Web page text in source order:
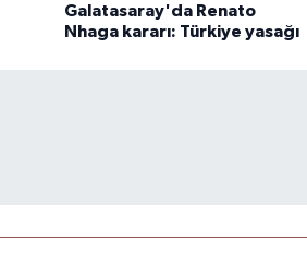
Galatasaray'da Renato
Nhaga kararı: Türkiye yasağı